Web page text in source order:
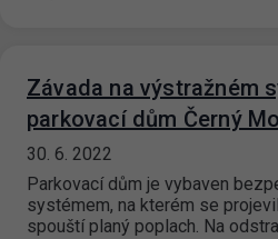
Závada na výstražném
parkovací dům Černý
30. 6. 2022
Parkovací dům je vybaven
systémem, na kterém se
spouští planý poplach. Na